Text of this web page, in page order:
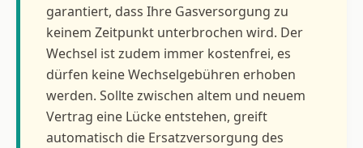
garantiert, dass Ihre Gasversorgung zu
keinem Zeitpunkt unterbrochen wird. Der
Wechsel ist zudem immer kostenfrei, es
dürfen keine Wechselgebühren erhoben
werden. Sollte zwischen altem und neuem
Vertrag eine Lücke entstehen, greift
automatisch die Ersatzversorgung des